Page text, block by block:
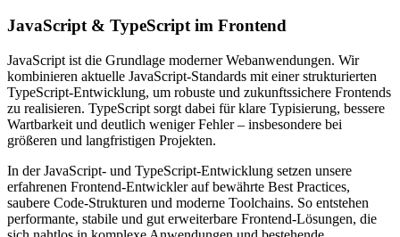
JavaScript & TypeScript im Frontend
JavaScript ist die Grundlage moderner Webanwendungen. Wir
kombinieren aktuelle JavaScript-Standards mit einer strukturierten
TypeScript-Entwicklung, um robuste und zukunftssichere Frontends
zu realisieren. TypeScript sorgt dabei für klare Typisierung, bessere
Wartbarkeit und deutlich weniger Fehler – insbesondere bei
größeren und langfristigen Projekten.
In der JavaScript- und TypeScript-Entwicklung setzen unsere
erfahrenen Frontend-Entwickler auf bewährte Best Practices,
saubere Code-Strukturen und moderne Toolchains. So entstehen
performante, stabile und gut erweiterbare Frontend-Lösungen, die